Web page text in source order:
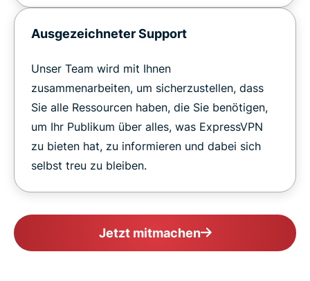
Ausgezeichneter Support
Unser Team wird mit Ihnen
zusammenarbeiten, um sicherzustellen, dass
Sie alle Ressourcen haben, die Sie benötigen,
um Ihr Publikum über alles, was ExpressVPN
zu bieten hat, zu informieren und dabei sich
selbst treu zu bleiben.
Jetzt mitmachen